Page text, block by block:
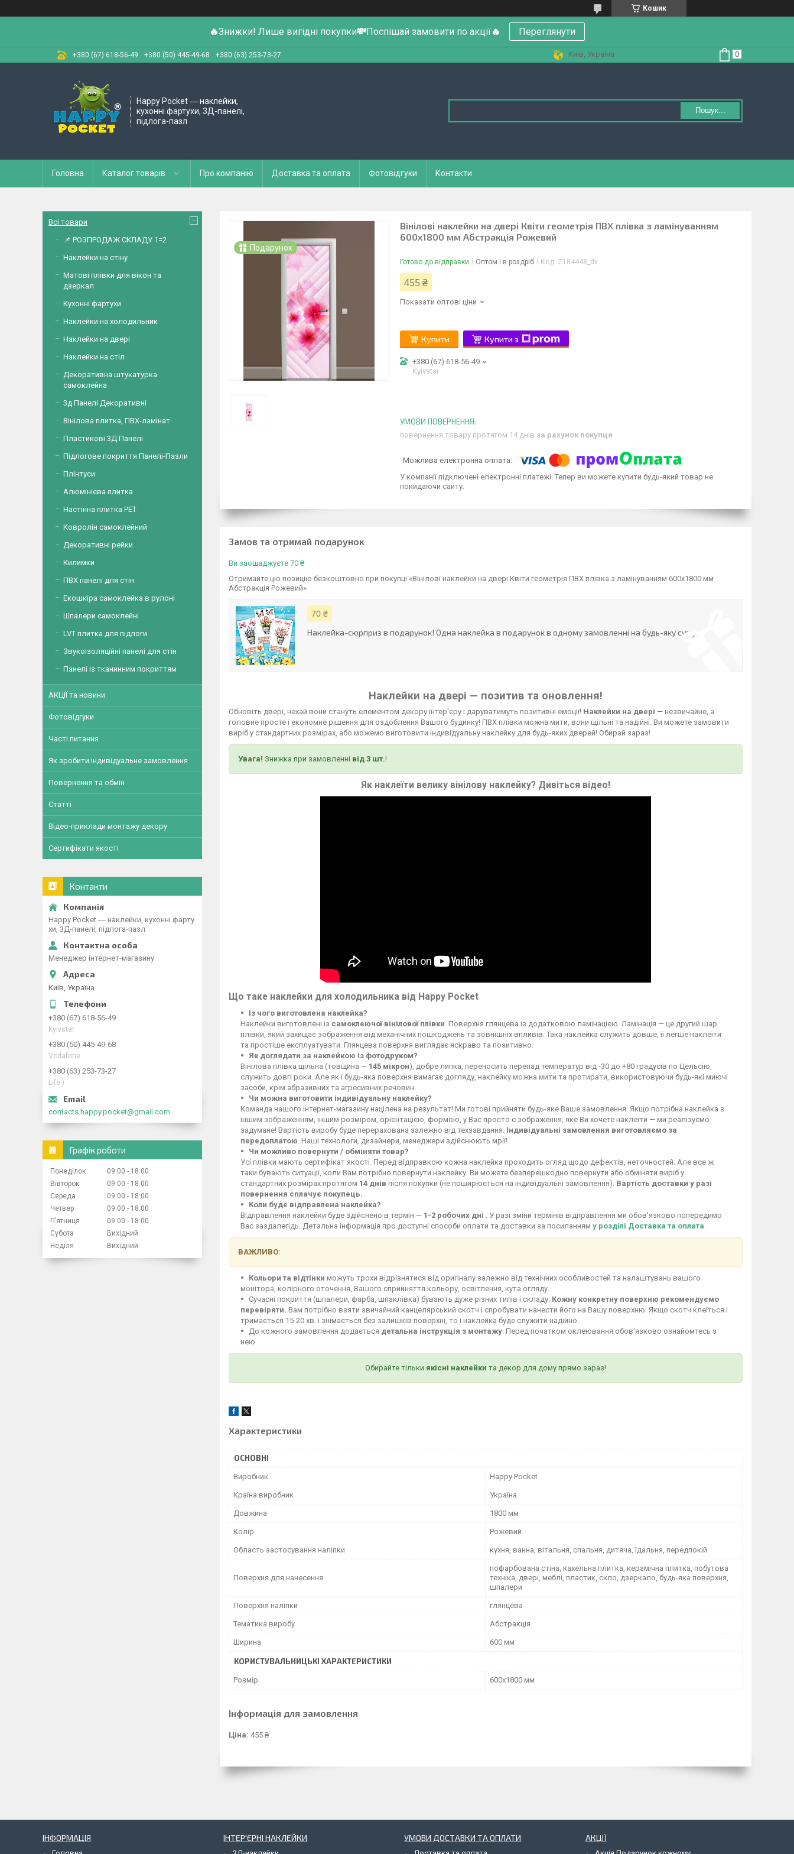
Кошик
🔥Знижки! Лише вигідні покупки💸Поспішай замовити по акції🔥 Переглянути
+380 (67) 618-56-49 +380 (50) 445-49-68 +380 (63) 253-73-27 Київ, Україна
Happy Pocket ― наклейки,
кухонні фартухи, 3Д-панелі,
підлога-пазл
Пошук...
Головна Каталог товарів Про компанію Доставка та оплата Фотовідгуки Контакти
Подарунок
Вінілові наклейки на двері Квіти геометрія ПВХ плівка з ламінуванням
600х1800 мм Абстракція Рожевий
Готово до відправки Оптом і в роздріб Код: Z184448_dv
455 ₴
Показати оптові ціни
Купити Купити з
+380 (67) 618-56-49
Kyivstar
повернення товару протягом 14 днів за рахунок покупця
У компанії підключені електронні платежі. Тепер ви можете купити будь-який товар не
покидаючи сайту.
Замов та отримай подарунок
Ви заощаджуєте 70 ₴
Отримайте цю позицію безкоштовно при покупці «Вінілові наклейки на двері Квіти геометрія ПВХ плівка з ламінуванням 600х1800 мм
Абстракція Рожевий»
70 ₴
Наклейка-сюрприз в подарунок! Одна наклейка в подарунок в одному замовленні на будь-яку суму
Наклейки на двері — позитив та оновлення!
Обновіть двері, нехай вони стануть елементом декору інтер'єру і даруватимуть позитивні емоції! Наклейки на двері — незвичайне, а
головне просте і економне рішення для оздоблення Вашого будинку! ПВХ плівки можна мити, вони щільні та надійні. Ви можете замовити
виріб у стандартних розмірах, або можемо виготовити індивідуальну наклейку для будь-яких дверей! Обирай зараз!
Увага! Знижка при замовленні від 3 шт.!
Як наклеїти велику вінілову наклейку? Дивіться відео!
Що таке наклейки для холодильника від Happy Pocket
Із чого виготовлена наклейка?
Наклейки виготовлені із самоклеючої вінілової плівки . Поверхня глянцева із додатковою ламінацією. Ламінація — це другий шар
плівки, який захищає зображення від механічних пошкоджень та зовнішніх впливів. Така наклейка служить довше, її легше наклеїти
та простіше експлуатувати. Глянцева поверхня виглядає яскраво та позитивно.
Як доглядати за наклейкою із фотодруком?
Вінілова плівка щільна (товщина — 145 мікрон), добре липка, переносить перепад температур від -30 до +80 градусів по Цельсію,
служить довгі роки. Але як і будь-яка поверхня вимагає догляду, наклейку можна мити та протирати, використовуючи будь-які миючі
засоби, крім абразивних та агресивних речовин.
Чи можна виготовити індивідуальну наклейку?
Команда нашого інтернет-магазину націлена на результат! Ми готові прийняти будь-яке Ваше замовлення. Якщо потрібна наклейка з
іншим зображенням, іншим розміром, орієнтацією, формою, у Вас просто є зображення, яке Ви хочете наклеїти — ми реалізуємо
задумане! Вартість виробу буде перерахована залежно від техзавдання. Індивідуальні замовлення виготовляємо за
передоплатою . Наші технологи, дизайнери, менеджери здійснюють мрії!
Чи можливо повернути / обміняти товар?
Усі плівки мають сертифікат якості. Перед відправкою кожна наклейка проходить огляд щодо дефектів, неточностей. Але все ж
таки бувають ситуації, коли Вам потрібно повернути наклейку. Ви можете безперешкодно повернути або обміняти виріб у
стандартних розмірах протягом 14 днів після покупки (не поширюється на індивідуальні замовлення). Вартість доставки у разі
повернення сплачує покупець.
Коли буде відправлена наклейка?
Відправлення наклейки буде здійснено в термін — 1-2 робочих дні . У разі зміни термінів відправлення ми обов'язково попередимо
Вас заздалегідь. Детальна інформація про доступні способи оплати та доставки за посиланням у розділі Доставка та оплата
ВАЖЛИВО:
Кольори та відтінки можуть трохи відрізнятися від оригіналу залежно від технічних особливостей та налаштувань вашого
монітора, колірного оточення, Вашого сприйняття кольору, освітлення, кута огляду.
Сучасні покриття (шпалери, фарба, шпаклівка) бувають дуже різних типів і складу. Кожну конкретну поверхню рекомендуємо
перевіряти. Вам потрібно взяти звичайний канцелярський скотч і спробувати нанести його на Вашу поверхню. Якщо скотч клеїться і
тримається 15-20 хв. і знімається без залишків поверхні, то і наклейка буде служити надійно.
До кожного замовлення додається детальна інструкція з монтажу . Перед початком оклеювання обов'язково ознайомтесь з
нею.
Обирайте тільки якісні наклейки та декор для дому прямо зараз!
Характеристики
ОСНОВНІ
Виробник Happy Pocket
Країна виробник Україна
Довжина 1800 мм
Колір Рожевий
Область застосування наліпки кухня, ванна, вітальня, спальня, дитяча, їдальня, передпокій
Поверхня для нанесення
пофарбована стіна, кахельна плитка, керамічна плитка, побутова
техніка, двері, меблі, пластик, скло, дзеркало, будь-яка поверхня,
шпалери
Поверхня наліпки глянцева
Тематика виробу Абстракція
Ширина 600 мм
КОРИСТУВАЛЬНИЦЬКІ ХАРАКТЕРИСТИКИ
Розмір 600х1800 мм
Інформація для замовлення
Ціна: 455 ₴
Всі товари
📌 РОЗПРОДАЖ СКЛАДУ 1=2
Наклейки на стіну
Матові плівки для вікон та
дзеркал
Кухонні фартухи
Наклейки на холодильник
Наклейки на двері
Наклейки на стіл
Декоративна штукатурка
самоклейна
3д Панелі Декоративні
Вінілова плитка, ПВХ-ламінат
Пластикові 3Д Панелі
Підлогове покриття Панелі-Пазли
Плінтуси
Алюмінієва плитка
Настінна плитка PET
Ковролін самоклейний
Декоративні рейки
Килимки
ПВХ панелі для стін
Екошкіра самоклейка в рулоні
Шпалери самоклейні
LVT плитка для підлоги
Звукоізоляційні панелі для стін
Панелі із тканинним покриттям
АКЦІЇ та новини
Фотовідгуки
Часті питання
Як зробити індивідуальне замовлення
Повернення та обмін
Статті
Відео-приклади монтажу декору
Сертифікати якості
Контакти
Happy Pocket ― наклейки, кухонні фарту
хи, 3Д-панелі, підлога-пазл
Менеджер інтернет-магазину
Київ, Україна
+380 (67) 618-56-49
Kyivstar
+380 (50) 445-49-68
Vodafone
+380 (63) 253-73-27
Life:)
contacts.happy.pocket@gmail.com
Графік роботи
Понеділок 09:00
18:00
Вівторок
09:00
18:00
Середа
09:00
18:00
Четвер
09:00
18:00
Пʼятниця
09:00
18:00
Субота
Вихідний
Неділя
Вихідний
ІНФОРМАЦІЯ ІНТЕР'ЄРНІ НАКЛЕЙКИ УМОВИ ДОСТАВКИ ТА ОПЛАТИ АКЦІЇ